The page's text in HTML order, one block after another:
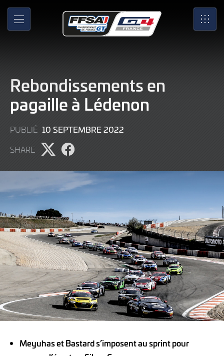
Skip
Main
MENU SRO
Rebondissements en
pagaille à Lédenon
PUBLIÉ 10 SEPTEMBRE 2022
SHARE
Partager
sur
Partager
sur
Facebook
Meyuhas et Bastard s’imposent au sprint pour